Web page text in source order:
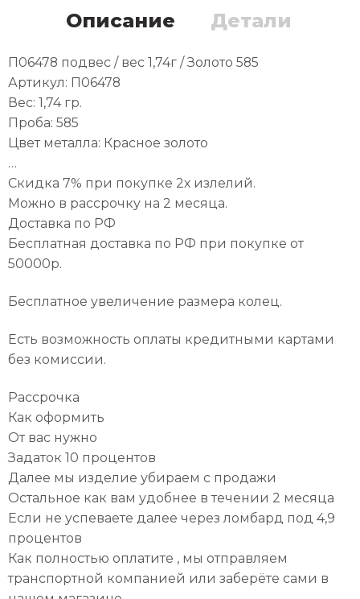
Описание Детали
П06478 подвес / вес 1,74г / Золото 585
Артикул: П06478
Вес: 1,74 гр.
Проба: 585
Цвет металла: Красное золото
…
Скидка 7% при покупке 2х излелий.
Можно в рассрочку на 2 месяца.
Доставка по РФ
Бесплатная доставка по РФ при покупке от
50000р.
Бесплатное увеличение размера колец.
Есть возможность оплаты кредитными картами
без комиссии.
Рассрочка
Как оформить
От вас нужно
Задаток 10 процентов
Далее мы изделие убираем с продажи
Остальное как вам удобнее в течении 2 месяца
Если не успеваете далее через ломбард под 4,9
процентов
Как полностью оплатите , мы отправляем
транспортной компанией или заберёте сами в